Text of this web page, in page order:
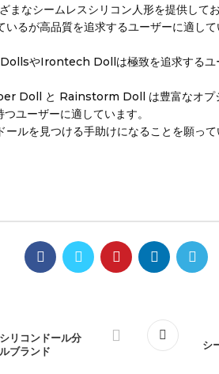
なシームレスシリコン人形を提供して
るが高品質を追求するユーザーに適して
DollsやIrontech Dollは極致を追求する
Doll と Rainstorm Doll は豊富なオプ
ユーザーに適しています。
ルを見つける手助けになることを願って
リコンドール分
ブランド
シ